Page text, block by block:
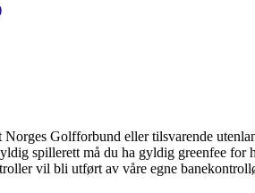
Golfforbund eller tilsvarende
spillerett må du ha gyldig greenfee for
vil bli utført av våre egne